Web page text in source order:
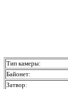
Тип камеры:
Байонет:
Затвор: